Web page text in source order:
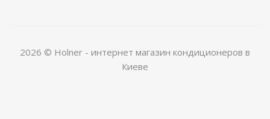
2026 © Holner - интернет магазин кондиционеров в
Киеве